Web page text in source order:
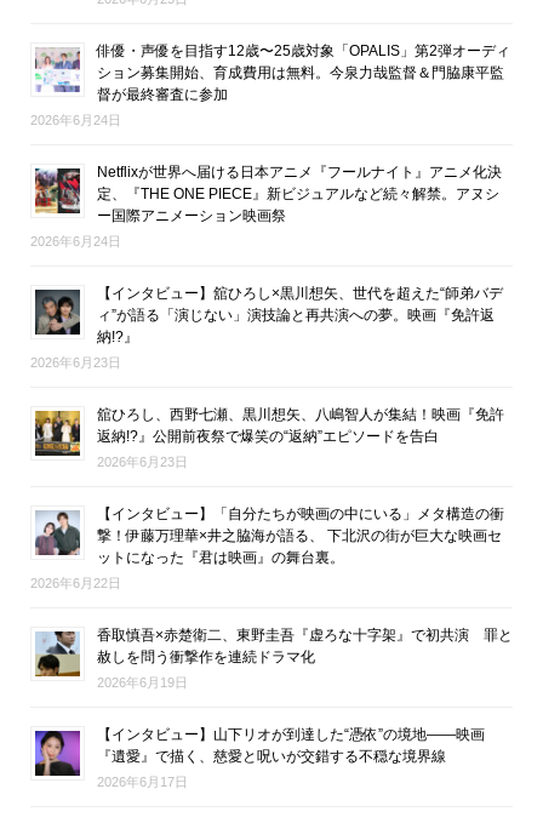
俳優・声優を目指す12歳〜25歳対象「OPALIS」第2弾オーディ
ション募集開始、育成費用は無料。今泉力哉監督＆門脇康平監
督が最終審査に参加
2026年6月24日
Netflixが世界へ届ける日本アニメ『フールナイト』アニメ化決
定、『THE ONE PIECE』新ビジュアルなど続々解禁。アヌシ
ー国際アニメーション映画祭
2026年6月24日
【インタビュー】舘ひろし×黒川想矢、世代を超えた“師弟バデ
ィ”が語る「演じない」演技論と再共演への夢。映画『免許返
納!?』
2026年6月23日
舘ひろし、西野七瀬、黒川想矢、八嶋智人が集結！映画『免許
返納!?』公開前夜祭で爆笑の“返納”エピソードを告白
2026年6月23日
【インタビュー】「自分たちが映画の中にいる」メタ構造の衝
撃！伊藤万理華×井之脇海が語る、 下北沢の街が巨大な映画セ
ットになった『君は映画』の舞台裏。
2026年6月22日
香取慎吾×赤楚衛二、東野圭吾『虚ろな十字架』で初共演 罪と
赦しを問う衝撃作を連続ドラマ化
2026年6月19日
【インタビュー】山下リオが到達した“憑依”の境地――映画
『遺愛』で描く、慈愛と呪いが交錯する不穏な境界線
2026年6月17日